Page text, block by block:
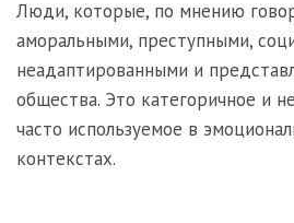
Люди, которые, по мнению
аморальными, преступными,
неадаптированными и
общества. Это категоричное и
часто используемое в
контекстах.